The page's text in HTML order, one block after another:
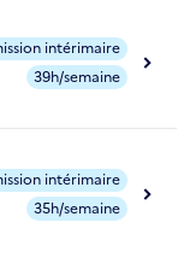
intérimaire
39h/semaine
intérimaire
35h/semaine